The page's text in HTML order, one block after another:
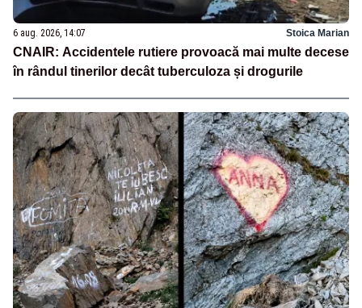
6 aug. 2026, 14:07 Stoica Marian
CNAIR: Accidentele rutiere provoacă mai multe decese
în rândul tinerilor decât tuberculoza și drogurile